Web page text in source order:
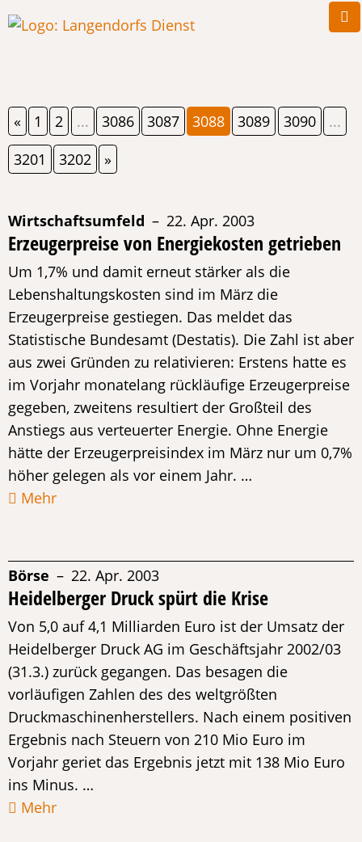
« 1 2 ... 3086 3087 3088 3089 3090
...
3201
3202 »
Wirtschaftsumfeld – 22. Apr. 2003
Erzeugerpreise von Energiekosten getrieben
Um 1,7% und damit erneut stärker als die
Lebenshaltungskosten sind im März die
Erzeugerpreise gestiegen. Das meldet das
Statistische Bundesamt (Destatis). Die Zahl ist aber
aus zwei Gründen zu relativieren: Erstens hatte es
im Vorjahr monatelang rückläufige Erzeugerpreise
gegeben, zweitens resultiert der Großteil des
Anstiegs aus verteuerter Energie. Ohne Energie
hätte der Erzeugerpreisindex im März nur um 0,7%
höher gelegen als vor einem Jahr. …
Mehr
Börse – 22. Apr. 2003
Heidelberger Druck spürt die Krise
Von 5,0 auf 4,1 Milliarden Euro ist der Umsatz der
Heidelberger Druck AG im Geschäftsjahr 2002/03
(31.3.) zurück gegangen. Das besagen die
vorläufigen Zahlen des des weltgrößten
Druckmaschinenherstellers. Nach einem positiven
Ergebnis nach Steuern von 210 Mio Euro im
Vorjahr geriet das Ergebnis jetzt mit 138 Mio Euro
ins Minus. …
Mehr